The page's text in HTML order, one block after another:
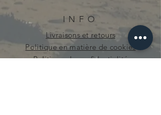
INFO
Livraisons et retours
Politique en matière de cookies
Politique de confidentialité